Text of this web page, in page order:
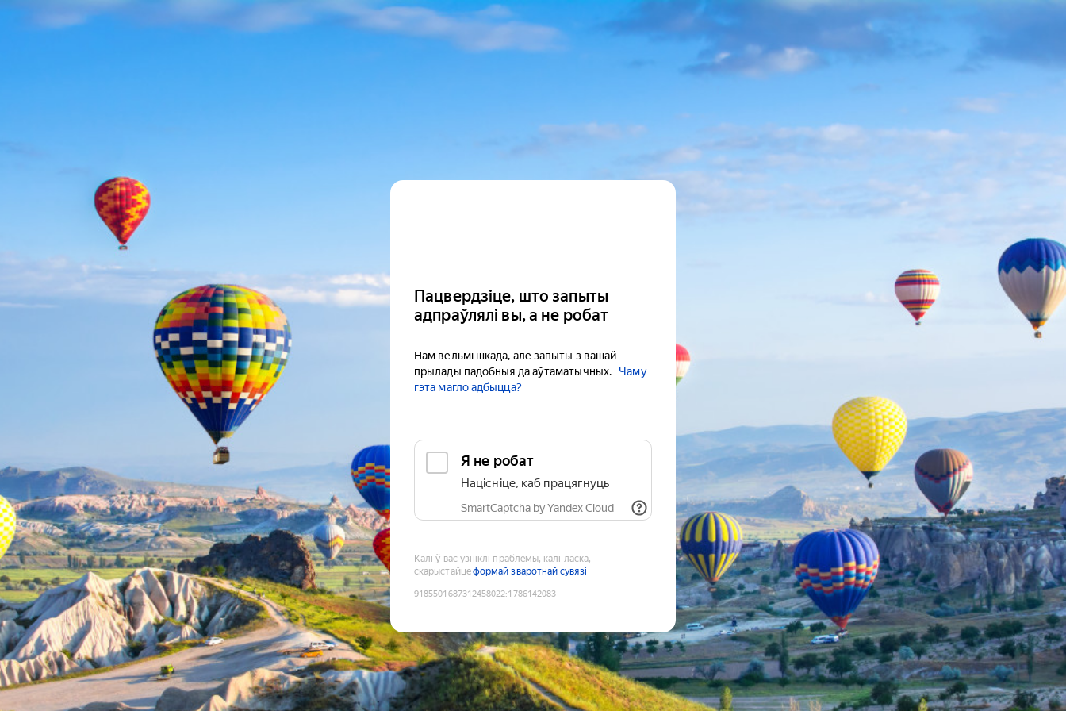
Пацвердзіце, што запыты
адпраўлялі вы, а не робат
Нам вельмі шкада, але запыты з вашай
прылады падобныя да аўтаматычных.
Чаму
гэта магло адбыцца?
Я не робат
Націсніце, каб працягнуць
SmartCaptcha by Yandex Cloud
Калі ў вас узніклі праблемы, калі ласка,
скарыстайцеформай зваротнай сувязі
9185501687312458022:1786142083